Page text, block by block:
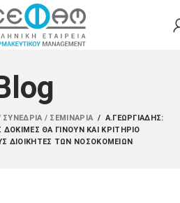
/ ΣΕΜΙΝΆΡΙΑ / Α.ΓΕΩΡΓΙΆΔΗΣ:
ΔΟΚΙΜΈΣ ΘΑ ΓΊΝΟΥΝ ΚΑΙ ΚΡΙΤΉΡΙΟ
ΔΙΟΙΚΗΤΈΣ ΤΩΝ ΝΟΣΟΚΟΜΕΊΩΝ